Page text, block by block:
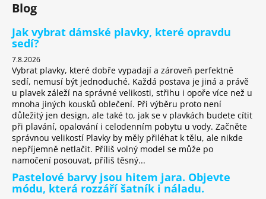
Blog
Jak vybrat dámské plavky, které opravdu
sedí?
7.8.2026
Vybrat plavky, které dobře vypadají a zároveň perfektně
sedí, nemusí být jednoduché. Každá postava je jiná a právě
u plavek záleží na správné velikosti, střihu i opoře více než u
mnoha jiných kousků oblečení. Při výběru proto není
důležitý jen design, ale také to, jak se v plavkách budete cítit
při plavání, opalování i celodenním pobytu u vody. Začněte
správnou velikostí Plavky by měly přiléhat k tělu, ale nikde
nepříjemně netlačit. Příliš volný model se může po
namočení posouvat, příliš těsný...
Pastelové barvy jsou hitem jara. Objevte
módu, která rozzáří šatník i náladu.